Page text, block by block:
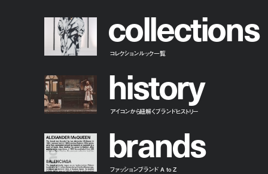
collections
コレクションルック一覧
history
アイコンから紐解くブランドヒストリー
brands
ファッションブランド A to Z